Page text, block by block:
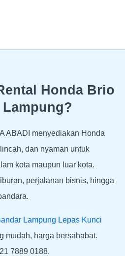
Honda Brio
ABADI menyediakan Honda
dan nyaman untuk
kota maupun luar kota.
perjalanan bisnis, hingga
Lampung Lepas Kunci
mudah, harga bersahabat.
7889 0188.